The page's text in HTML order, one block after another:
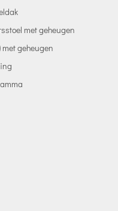
met geheugen
met geheugen